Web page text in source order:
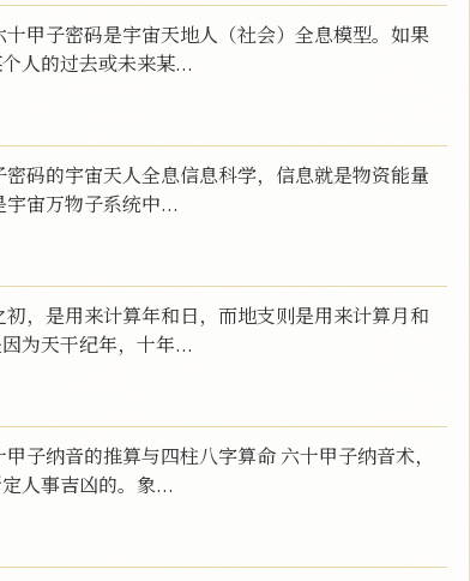
甲子密码是宇宙天地人（社会）全息模型。如果
人的过去或未来某...
码的宇宙天人全息信息科学，信息就是物资能量
宙万物子系统中...
，是用来计算年和日，而地支则是用来计算月和
为天干纪年，十年...
子纳音的推算与四柱八字算命 六十甲子纳音术，
人事吉凶的。象...